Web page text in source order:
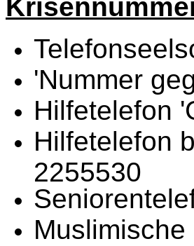
'Nummer
Hilfetelefon
Hilfetelefon
2255530